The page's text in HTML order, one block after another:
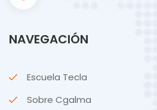
NAVEGACIÓN
Escuela Tecla
Sobre Cgalma